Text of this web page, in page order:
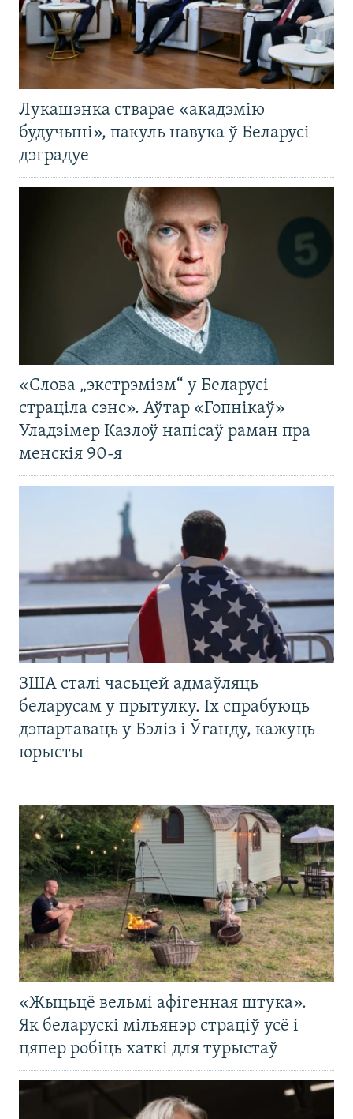
Лукашэнка стварае «акадэмію
будучыні», пакуль навука ў Беларусі
дэградуе
«Слова „экстрэмізм“ у Беларусі
страціла сэнс». Аўтар «Гопнікаў»
Уладзімер Казлоў напісаў раман пра
менскія 90-я
ЗША сталі часьцей адмаўляць
беларусам у прытулку. Іх спрабуюць
дэпартаваць у Бэліз і Ўганду, кажуць
юрысты
«Жыцьцё вельмі афігенная штука».
Як беларускі мільянэр страціў усё і
цяпер робіць хаткі для турыстаў